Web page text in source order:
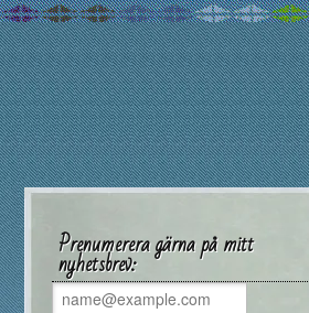
Prenumerera gärna på mitt
nyhetsbrev: